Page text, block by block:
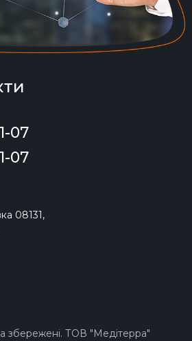
07
07
08131,
збережені. ТОВ "Медітерра"